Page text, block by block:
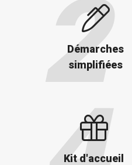
Démarches
simplifiées
Kit d'accueil